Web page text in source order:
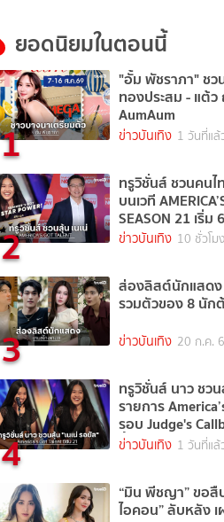
ยอดนิยมในตอนนี้
1
"อั้ม พัชราภา" ชว
ทองประสม - แต้
AumAum
ข่าวบันเทิง 1 วันที่แล้
2
ทรูวิชั่นส์ ชวนคนไ
บนเวที
SEASON 21 เริ่
TrueVisions NOW
ข่าวบันเทิง 10 ชั่วโม
3
ส่องลิสต์นักแสดง
รวมตัวของ 8 นัก
ข่าวบันเทิง 20 ก.ค.
4
ทรูวิชั่นส์ นาว ชว
รายการ
รอบ Judge's
นี้
ข่าวบันเทิง 1 วันที่แล้
“มิน พีชญา” ขอ
ไอคอน” ลับหลัง